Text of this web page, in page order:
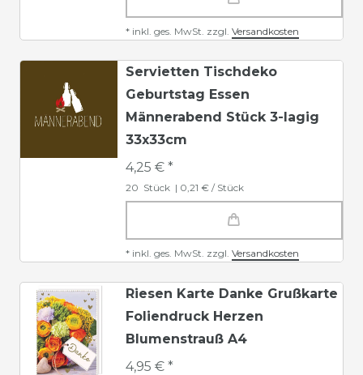
* inkl. ges. MwSt. zzgl. Versandkosten
Servietten Tischdeko
Geburtstag Essen
Männerabend Stück 3-lagig
33x33cm
4,25 € *
20 Stück | 0,21 € / Stück
* inkl. ges. MwSt. zzgl. Versandkosten
Riesen Karte Danke Grußkarte
Foliendruck Herzen
Blumenstrauß A4
4,95 € *